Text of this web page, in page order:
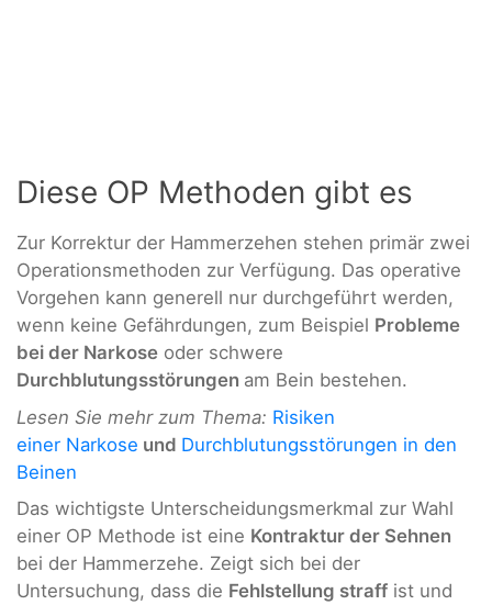
Diese OP Methoden gibt es
Zur Korrektur der Hammerzehen stehen primär zwei
Operationsmethoden zur Verfügung. Das operative
Vorgehen kann generell nur durchgeführt werden,
wenn keine Gefährdungen, zum Beispiel Probleme
bei der Narkose oder schwere
Durchblutungsstörungen am Bein bestehen.
Lesen Sie mehr zum Thema: Risiken
einer Narkose und Durchblutungsstörungen in den
Beinen
Das wichtigste Unterscheidungsmerkmal zur Wahl
einer OP Methode ist eine Kontraktur der Sehnen
bei der Hammerzehe. Zeigt sich bei der
Untersuchung, dass die Fehlstellung straff ist und